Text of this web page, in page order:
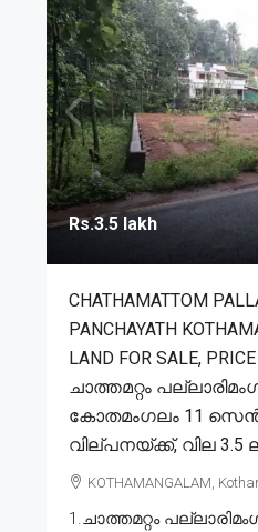
Rs.3.5 lakh
CHATHAMATTOM
PANCHAYATH
LAND FOR SALE,
ചാത്തമറ്റം
കോതമംഗലം 11
വില്പനയ്ക്ക്, വില
KOTHAMANGALAM,
1.ചാത്തമറ്റം